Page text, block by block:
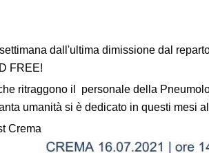
dall'ultima dimissione dal
FREE!
ritraggono il personale della
umanità si è dedicato in questi mesi
Crema